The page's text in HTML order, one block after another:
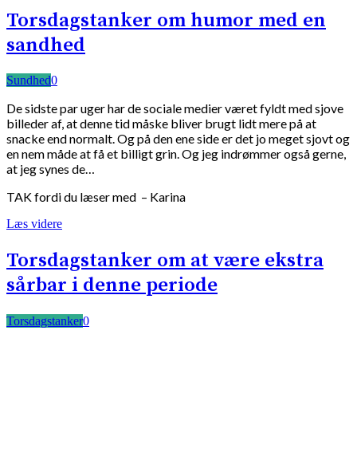
Torsdagstanker om humor med en
sandhed
Sundhed0
De sidste par uger har de sociale medier været fyldt med sjove
billeder af, at denne tid måske bliver brugt lidt mere på at
snacke end normalt. Og på den ene side er det jo meget sjovt og
en nem måde at få et billigt grin. Og jeg indrømmer også gerne,
at jeg synes de…
TAK fordi du læser med – Karina
Læs videre
Torsdagstanker om at være ekstra
sårbar i denne periode
Torsdagstanker0